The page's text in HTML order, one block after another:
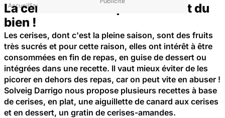
AccueilSanté
La cerise : un fruit qui nous veut du
bien !
Les cerises, dont c'est la pleine saison, sont des fruits
très sucrés et pour cette raison, elles ont intérêt à être
consommées en fin de repas, en guise de dessert ou
intégrées dans une recette. Il vaut mieux éviter de les
picorer en dehors des repas, car on peut vite en abuser !
Solveig Darrigo nous propose plusieurs recettes à base
de cerises, en plat, une aiguillette de canard aux cerises
et en dessert, un gratin de cerises-amandes.